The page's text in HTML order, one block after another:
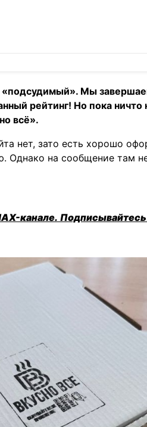
Мы
рейтинг! Но пока ничто
всё».
нет, зато есть хорошо
Однако на сообщение там
канале.